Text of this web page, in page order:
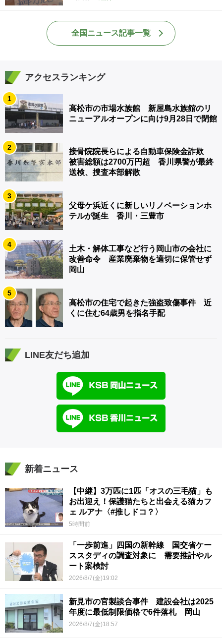
全国ニュース記事一覧
アクセスランキング
1
高松市の市場水族館 新屋島水族館のリ
ニューアルオープンに向け9月28日で閉館
2
接骨院院長らによる自動車保険金詐欺
被害総額は2700万円超 香川県警が最終
送検、捜査本部解散
3
父母ケ浜近くに新しいリノベーションホ
テルが誕生 香川・三豊市
4
土木・解体工事など行う岡山市の会社に
改善命令 産業廃棄物を適切に保管せず
岡山
5
高松市の住宅で起きた強盗致傷事件 近
くに住む64歳男を指名手配
LINE友だち追加
新着ニュース
【中継】3万匹に1匹「オスの三毛猫」も
お出迎え！保護猫たちと出会える猫カフ
ェ ルアナ〈#推しドコ？〉
5時間前
「一歩前進」四国の新幹線 国交省ケー
ススタディの調査対象に 需要推計やル
ート案検討
2026/8/7(金)19:02
新見市の官製談合事件 建設会社は2025
年度に最低制限価格で6件落札 岡山
2026/8/7(金)18:57